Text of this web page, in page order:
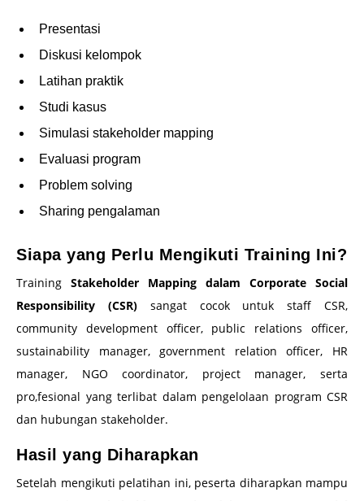
Presentasi
Diskusi kelompok
Latihan praktik
Studi kasus
Simulasi stakeholder mapping
Evaluasi program
Problem solving
Sharing pengalaman
Siapa yang Perlu Mengikuti Training Ini?
Training Stakeholder Mapping dalam Corporate Social
Responsibility (CSR)sangat cocok untuk staff CSR,
community development officer, public relations officer,
sustainability manager, government relation officer, HR
manager, NGO coordinator, project manager, serta
pro,fesional yang terlibat dalam pengelolaan program CSR
dan hubungan stakeholder.
Hasil yang Diharapkan
Setelah mengikuti pelatihan ini, peserta diharapkan mampu